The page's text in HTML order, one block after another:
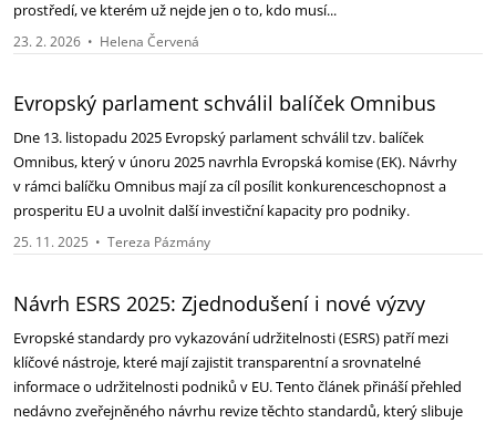
prostředí, ve kterém už nejde jen o to, kdo musí...
23. 2. 2026 • Helena Červená
Evropský parlament schválil balíček Omnibus
Dne 13. listopadu 2025 Evropský parlament schválil tzv. balíček
Omnibus, který v únoru 2025 navrhla Evropská komise (EK). Návrhy
v rámci balíčku Omnibus mají za cíl posílit konkurenceschopnost a
prosperitu EU a uvolnit další investiční kapacity pro podniky.
25. 11. 2025 • Tereza Pázmány
Návrh ESRS 2025: Zjednodušení i nové výzvy ‎
Evropské standardy pro vykazování udržitelnosti (ESRS) patří mezi
klíčové nástroje, které mají ‎zajistit transparentní a srovnatelné
informace o udržitelnosti podniků v EU. Tento článek přináší ‎přehled
nedávno zveřejněného návrhu revize těchto standardů, který slibuje